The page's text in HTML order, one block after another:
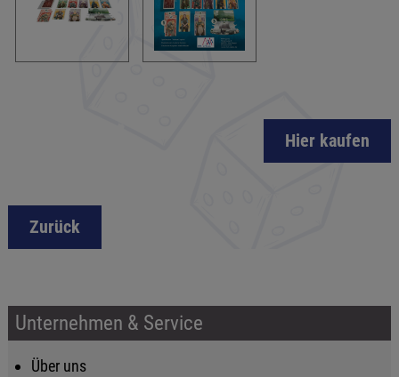
Hier kaufen
Zurück
Unternehmen & Service
Über uns